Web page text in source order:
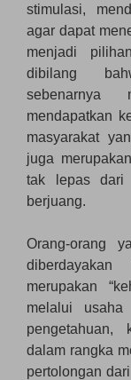
stimulasi,
agar dapat
menjadi
dibilang
sebenarnya
mendapatkan
masyarakat
juga
tak lepas dari
berjuang.
Orang-orang
diberdayakan
merupakan
melalui usaha
pengetahuan,
dalam rangka
pertolongan